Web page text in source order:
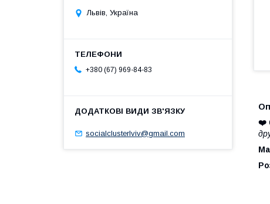
❤️
Львів, Україна
+380 (67) 969-84-83
socialclusterlviv@gmail.com